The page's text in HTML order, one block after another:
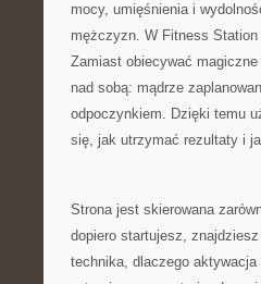
mocy, umięśnienia i
mężczyzn. W Fitness
Zamiast obiecywać
nad sobą: mądrze
odpoczynkiem. Dzięki temu
się, jak utrzymać rezultaty i
Strona jest skierowana
dopiero startujesz,
technika, dlaczego